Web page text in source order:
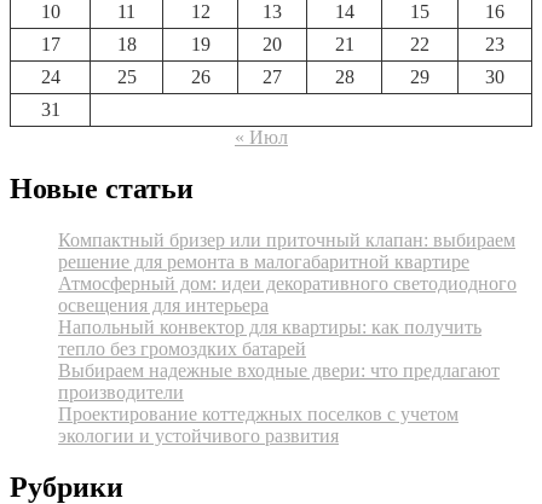
10
11 12 13 14 15
16
17
18 19 20 21 22
23
24
25 26 27 28 29
30
31
« Июл
Новые статьи
Компактный бризер или приточный клапан: выбираем
решение для ремонта в малогабаритной квартире
Атмосферный дом: идеи декоративного светодиодного
освещения для интерьера
Напольный конвектор для квартиры: как получить
тепло без громоздких батарей
Выбираем надежные входные двери: что предлагают
производители
Проектирование коттеджных поселков с учетом
экологии и устойчивого развития
Рубрики